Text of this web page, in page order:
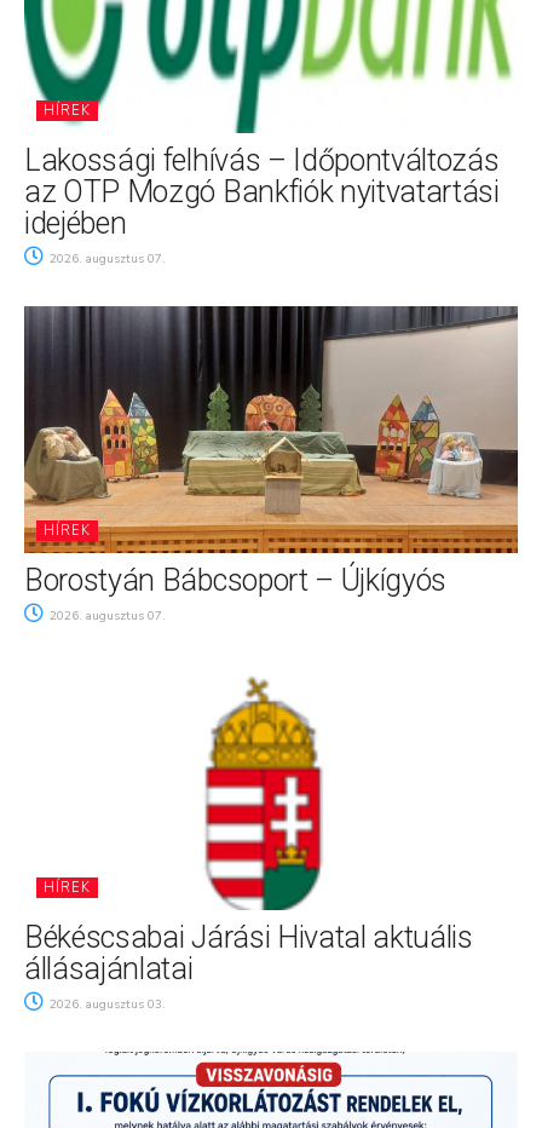
HÍREK
Lakossági felhívás – Időpontváltozás
az OTP Mozgó Bankfiók nyitvatartási
idejében
2026. augusztus 07.
HÍREK
Borostyán Bábcsoport – Újkígyós
2026. augusztus 07.
HÍREK
Békéscsabai Járási Hivatal aktuális
állásajánlatai
2026. augusztus 03.